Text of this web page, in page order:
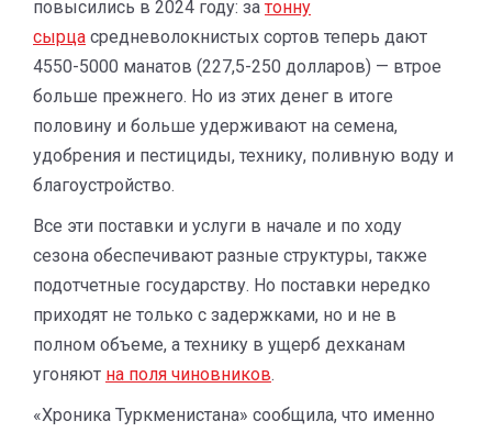
повысились в 2024 году: за тонну
сырца средневолокнистых сортов теперь дают
4550-5000 манатов (227,5-250 долларов) — втрое
больше прежнего. Но из этих денег в итоге
половину и больше удерживают на семена,
удобрения и пестициды, технику, поливную воду и
благоустройство.
Все эти поставки и услуги в начале и по ходу
сезона обеспечивают разные структуры, также
подотчетные государству. Но поставки нередко
приходят не только с задержками, но и не в
полном объеме, а технику в ущерб дехканам
угоняют на поля чиновников.
«Хроника Туркменистана» сообщила, что именно